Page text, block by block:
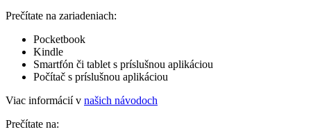
Prečítate na zariadeniach:
Pocketbook
Kindle
Smartfón či tablet s príslušnou aplikáciou
Počítač s príslušnou aplikáciou
Viac informácií v našich návodoch
Prečítate na: